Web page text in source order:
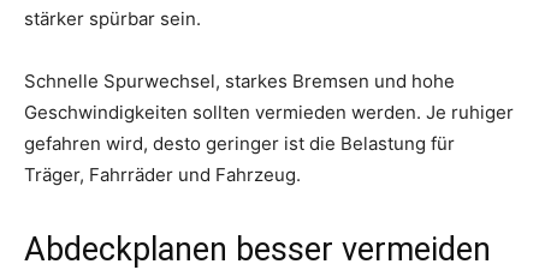
stärker spürbar sein.
Schnelle Spurwechsel, starkes Bremsen und hohe
Geschwindigkeiten sollten vermieden werden. Je ruhiger
gefahren wird, desto geringer ist die Belastung für
Träger, Fahrräder und Fahrzeug.
Abdeckplanen besser vermeiden